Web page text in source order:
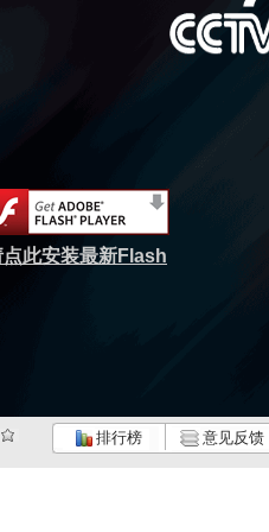
点此安装最新Flash
排行榜 意见反馈